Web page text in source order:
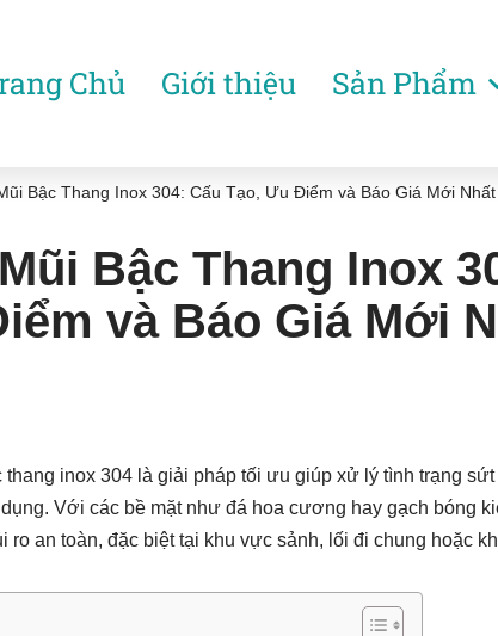
Chủ Giới thiệu Sản Phẩm
Bậc Thang Inox 304: Cấu Tạo, Ưu Điểm và Báo Giá Mới Nhất
Bậc Thang Inox
và Báo Giá Mới
thang inox 304 là giải pháp tối ưu giúp xử lý tình trạng
Với các bề mặt như đá hoa cương hay gạch bóng
ro an toàn, đặc biệt tại khu vực sảnh, lối đi chung hoặc